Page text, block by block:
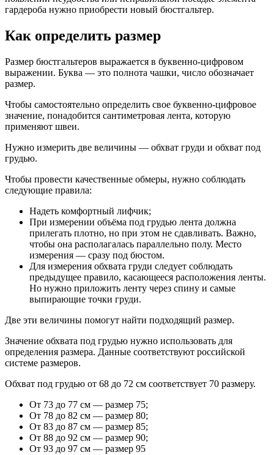
гардероба нужно приобрести новый бюстгальтер.
Как определить размер
Размер бюстгальтеров выражается в буквенно-цифровом
выражении. Буква — это полнота чашки, число обозначает
размер.
Чтобы самостоятельно определить свое буквенно-цифровое
значение, понадобится сантиметровая лента, которую
применяют швеи.
Нужно измерить две величины — обхват груди и обхват под
грудью.
Чтобы провести качественные обмеры, нужно соблюдать
следующие правила:
Надеть комфортный лифчик;
При измерении объёма под грудью лента должна
прилегать плотно, но при этом не сдавливать. Важно,
чтобы она располагалась параллельно полу. Место
измерения — сразу под бюстом.
Для измерения обхвата груди следует соблюдать
предыдущее правило, касающееся расположения ленты.
Но нужно приложить ленту через спину и самые
выпирающие точки груди.
Две эти величины помогут найти подходящий размер.
Значение обхвата под грудью нужно использовать для
определения размера. Данные соответствуют российской
системе размеров.
Обхват под грудью от 68 до 72 см соответствует 70 размеру.
От 73 до 77 см — размер 75;
От 78 до 82 см — размер 80;
От 83 до 87 см — размер 85;
От 88 до 92 см — размер 90;
От 93 до 97 см — размер 95